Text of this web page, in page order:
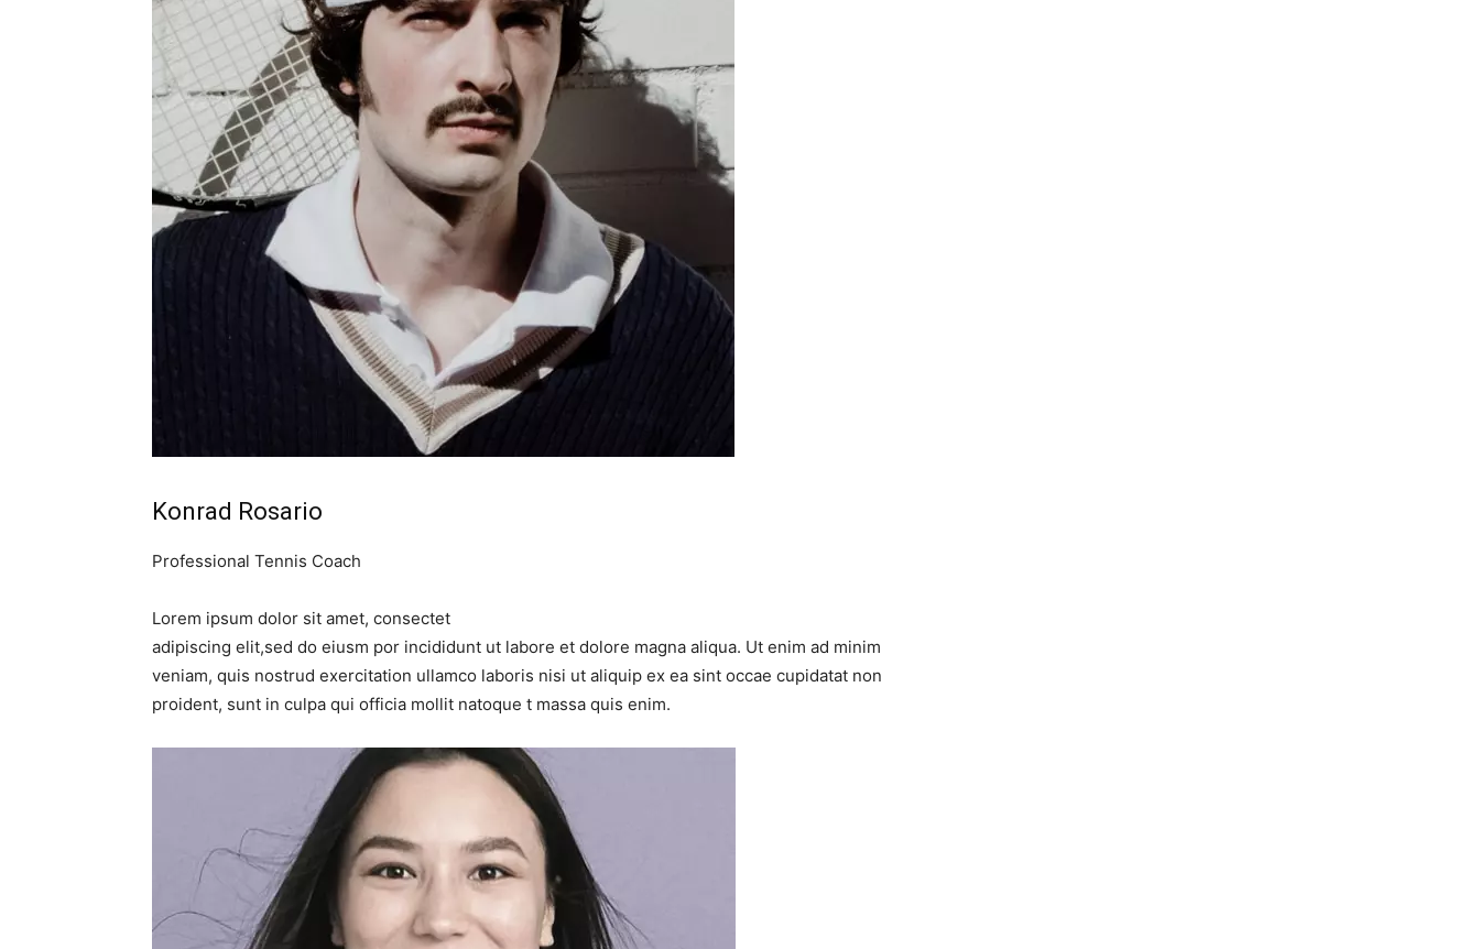
Konrad Rosario
Professional Tennis Coach
Lorem ipsum dolor sit amet, consectet
adipiscing elit,sed do eiusm por incididunt ut labore et dolore magna aliqua. Ut enim ad minim
veniam, quis nostrud exercitation ullamco laboris nisi ut aliquip ex ea sint occae cupidatat non
proident, sunt in culpa qui officia mollit natoque t massa quis enim.